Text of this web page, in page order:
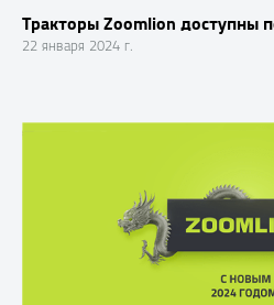
Тракторы Zoomlion доступны
22 января 2024 г.